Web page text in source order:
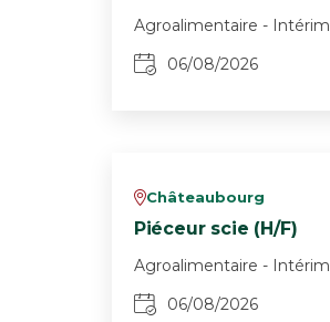
Agroalimentaire - Intérim
06/08/2026
vChâteaubourg
Piéceur scie (H/F)
Agroalimentaire - Intérim
06/08/2026